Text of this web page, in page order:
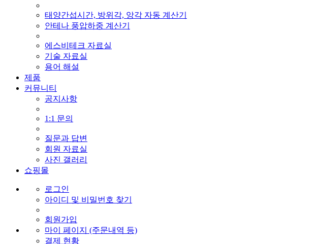
태양간섭시간, 방위각, 앙각 자동 계산기
안테나 풍압하중 계산기
에스비테크 자료실
기술 자료실
용어 해설
제품
커뮤니티
공지사항
1:1 문의
질문과 답변
회원 자료실
사진 갤러리
쇼핑몰
로그인
아이디 및 비밀번호 찾기
회원가입
마이 페이지 (주문내역 등)
결제 현황